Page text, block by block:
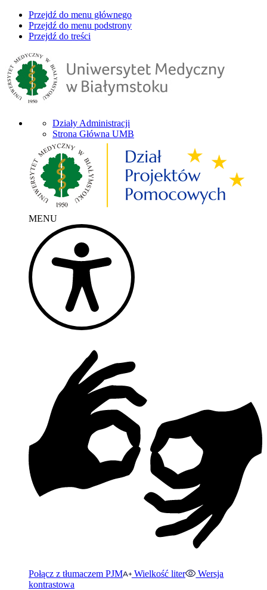
Przejdź do menu głównego
Przejdź do menu podstrony
Przejdź do treści
Działy Administracji
Strona Główna UMB
MENU
Połącz z tłumaczem PJM Wielkość liter
Wersja
kontrastowa